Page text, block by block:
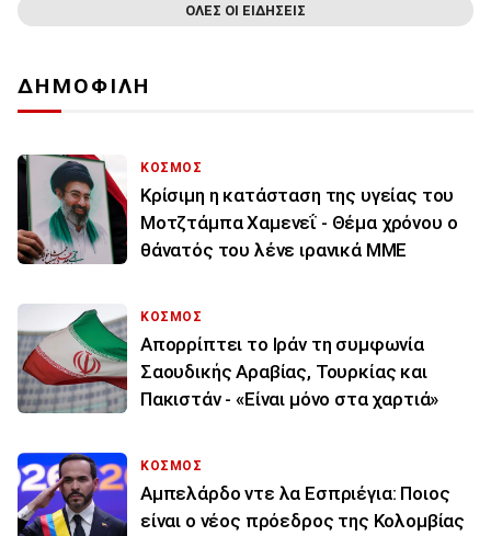
ΟΛΕΣ ΟΙ ΕΙΔΗΣΕΙΣ
ΔΗΜΟΦΙΛΗ
ΚΟΣΜΟΣ
Κρίσιμη η κατάσταση της υγείας του
Μοτζτάμπα Χαμενεΐ - Θέμα χρόνου ο
θάνατός του λένε ιρανικά ΜΜΕ
ΚΟΣΜΟΣ
Απορρίπτει το Ιράν τη συμφωνία
Σαουδικής Αραβίας, Τουρκίας και
Πακιστάν - «Είναι μόνο στα χαρτιά»
ΚΟΣΜΟΣ
Αμπελάρδο ντε λα Εσπριέγια: Ποιος
είναι ο νέος πρόεδρος της Κολομβίας